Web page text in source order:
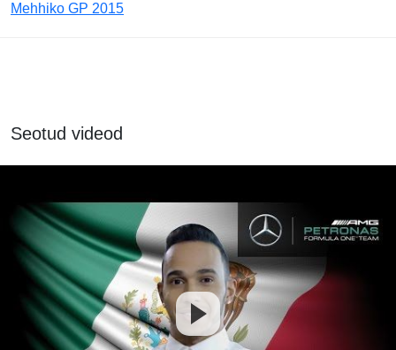
Mehhiko GP 2015
Seotud videod